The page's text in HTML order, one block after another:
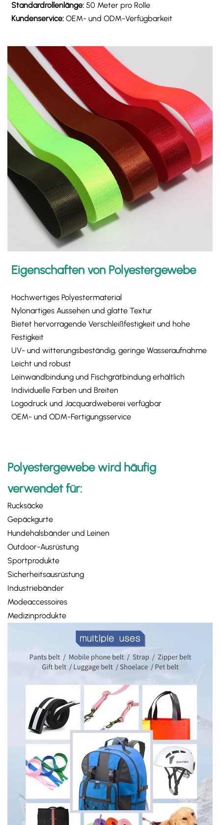
Standardrollenlänge: 50 Meter pro Rolle
Kundenservice: OEM- und ODM-Verfügbarkeit
Eigenschaften von Polyestergewebe
Hochwertiges Polyestermaterial
Nylonartiges Aussehen und glatte Textur
Bietet hervorragende Verschleißfestigkeit und hohe
Festigkeit
UV- und witterungsbeständig, geringe Wasseraufnahme
Leicht und robust
Leinwandbindung und Fischgrätbindung erhältlich
Individuelle Farben und Breiten
Logodruck und Jacquardweberei verfügbar
OEM- und ODM-Fertigungsservice
Polyestergewebe wird häufig
verwendet für:
Rucksäcke
Gepäckgurte
Hundehalsbänder und Leinen
Outdoor-Ausrüstung
Sportprodukte
Sicherheitsausrüstung
Industriebänder
Modeaccessoires
Medizinprodukte